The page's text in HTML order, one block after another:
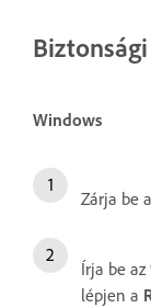
Windows
Zárja be
Írja be az
lépjen a